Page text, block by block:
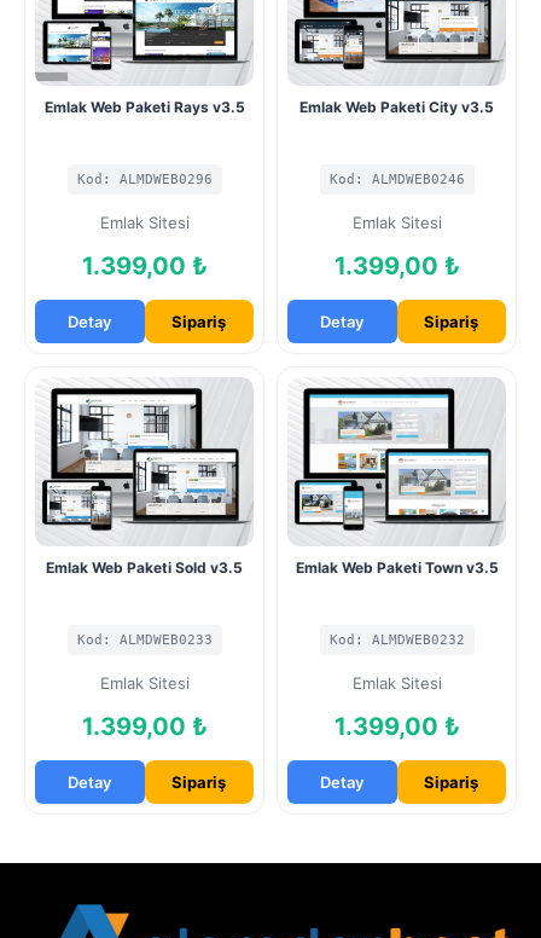
Emlak Web Paketi Rays v3.5
Kod: ALMDWEB0296
Emlak Sitesi
1.399,00 ₺
Detay Sipariş
Emlak Web Paketi City v3.5
Kod: ALMDWEB0246
Emlak Sitesi
1.399,00 ₺
Detay Sipariş
Emlak Web Paketi Sold v3.5
Kod: ALMDWEB0233
Emlak Sitesi
1.399,00 ₺
Detay Sipariş
Emlak Web Paketi Town v3.5
Kod: ALMDWEB0232
Emlak Sitesi
1.399,00 ₺
Detay Sipariş